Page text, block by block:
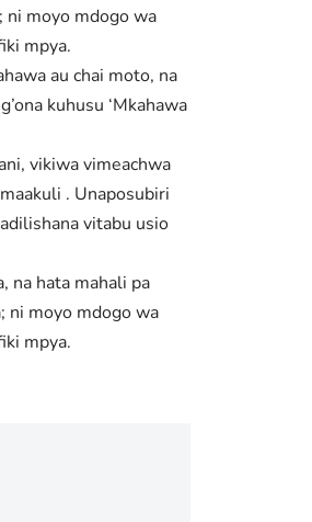
ni moyo mdogo wa
mpya.
au chai moto, na
kuhusu ‘Mkahawa
vikiwa vimeachwa
. Unaposubiri
vitabu usio
na hata mahali pa
ni moyo mdogo wa
mpya.